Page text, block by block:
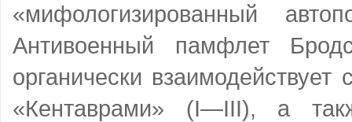
«мифологизированный
Антивоенный памфлет
органически
«Кентаврами» (I—III), а